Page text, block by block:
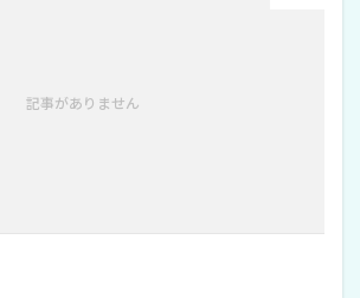
記事がありません